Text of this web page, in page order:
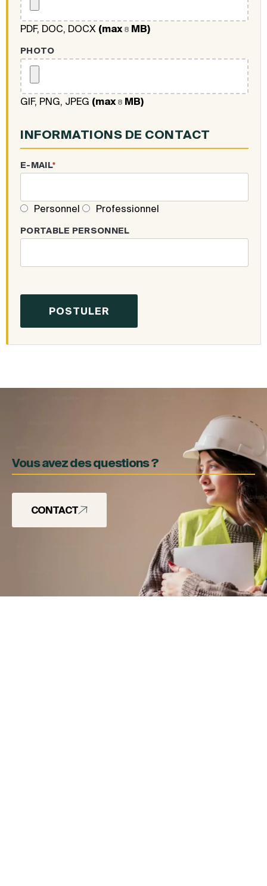
PDF, DOC, DOCX (max 8 MB)
PHOTO
GIF, PNG, JPEG (max 8 MB)
INFORMATIONS DE CONTACT
E-MAIL*
Personnel Professionnel
PORTABLE PERSONNEL
Vous avez des questions ?
CONTACT